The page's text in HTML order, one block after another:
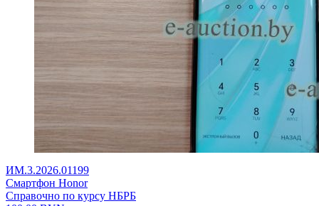
ИМ.3.2026.01199
Смартфон Honor
Справочно по курсу НБРБ